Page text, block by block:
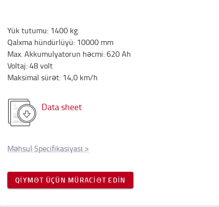
Yük tutumu: 1400 kg
Qalxma hündürlüyü: 10000 mm
Max. Akkumulyatorun həcmi:620Ah
Voltaj:48volt
Maksimal sürət: 14,0 km/h
Data sheet
Məhsul Specifikasiyası >
QIYMƏT ÜÇÜN MÜRACIƏT EDIN